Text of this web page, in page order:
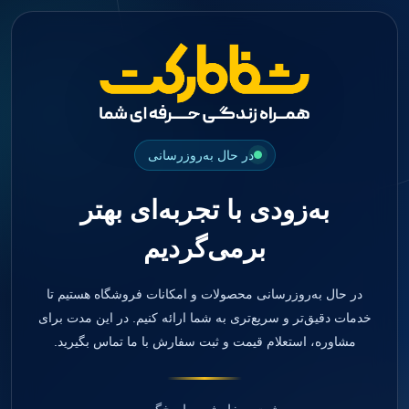
در حال به‌روزرسانی
به‌زودی با تجربه‌ای بهتر
برمی‌گردیم
در حال به‌روزرسانی محصولات و امکانات فروشگاه هستیم تا
خدمات دقیق‌تر و سریع‌تری به شما ارائه کنیم. در این مدت برای
مشاوره، استعلام قیمت و ثبت سفارش با ما تماس بگیرید.
جستجو
Impression Coping
صفحه اصلی
دندانپزشکی
مواد ترمیمی
کامپوزیت
کامپوزیت فلو
اسید اچ
باندینگ
بلیچینگ